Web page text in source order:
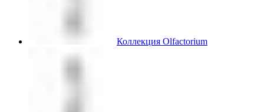
Коллекция Olfactorium